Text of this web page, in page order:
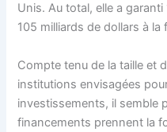
Unis. Au total, elle a
105 milliards de dollars à la
Compte tenu de la taille et
institutions envisagées
investissements, il semble
financements prennent la